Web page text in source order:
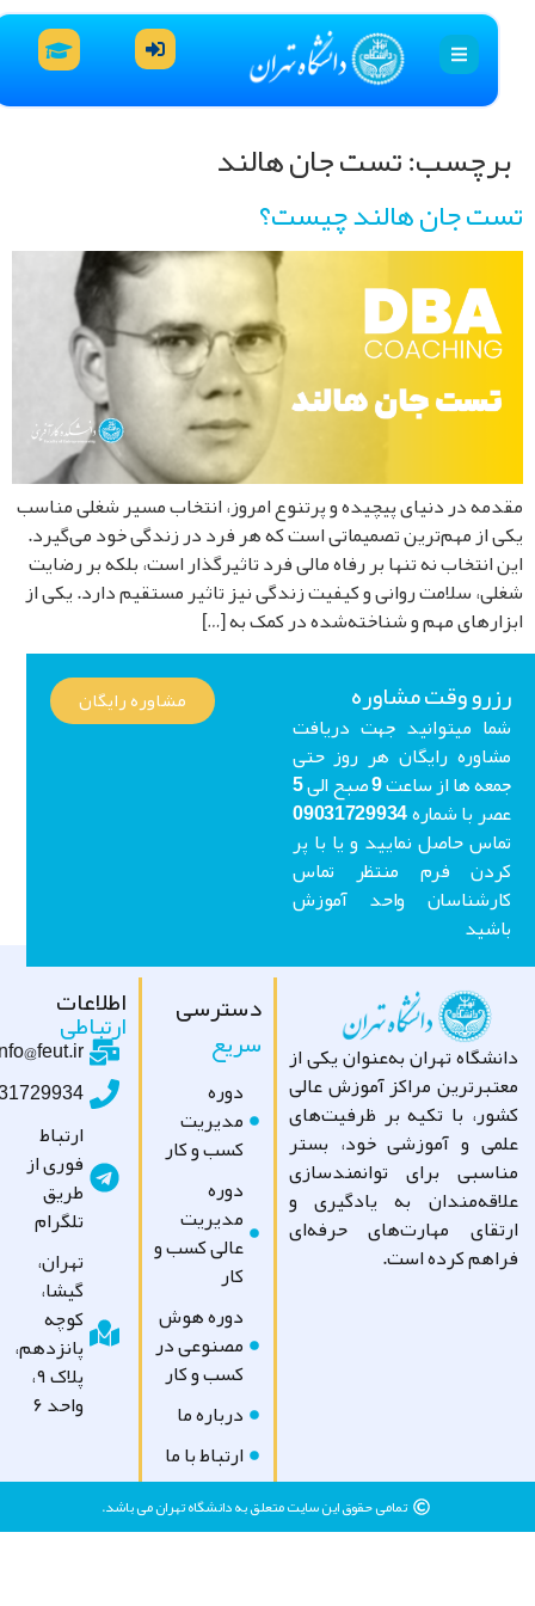
تست جان هالند
جان هالند چیست؟
در دنیای پیچیده و پرتنوع امروز، انتخاب مسیر شغلی مناسب
از مهم‌ترین تصمیماتی است که هر فرد در زندگی خود می‌گیرد.
نه تنها بر رفاه مالی فرد تاثیرگذار است، بلکه بر رضایت
سلامت روانی و کیفیت زندگی نیز تاثیر مستقیم دارد. یکی از
مهم و شناخته‌شده در کمک به […]
وقت مشاوره
میتوانید جهت دریافت
رایگان هر روز حتی
جمعه ها از ساعت 9 صبح الی 5
عصر با شماره 09031729934
حاصل نمایید و یا با پر
فرم منتظر تماس
واحد آموزش
مشاوره رایگان
تهران به‌عنوان یکی از
مراکز آموزش عالی
با تکیه بر ظرفیت‌های
و آموزشی خود، بستر
برای توانمندسازی
به یادگیری و
مهارت‌های حرفه‌ای
کرده است.
دسترسی
سریع
مدیریت
کسب و کار
مدیریت
عالی کسب و
دوره هوش
مصنوعی در
کسب و کار
درباره ما
ارتباط با ما
اطلاعات
ارتباطی
info@feut.ir
09031729934
ارتباط
فوری از
طریق
تلگرام
تهران،
گیشا،
کوچه
پانزدهم،
پلاک ۹،
واحد ۶
تمامی حقوق این سایت متعلق به دانشگاه تهران می باشد.